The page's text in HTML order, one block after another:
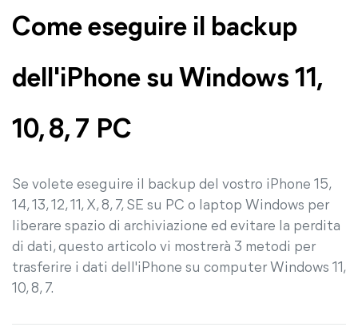
Come eseguire il backup
dell'iPhone su Windows 11,
10, 8, 7 PC
Se volete eseguire il backup del vostro iPhone 15,
14, 13, 12, 11, X, 8, 7, SE su PC o laptop Windows per
liberare spazio di archiviazione ed evitare la perdita
di dati, questo articolo vi mostrerà 3 metodi per
trasferire i dati dell'iPhone su computer Windows 11,
10, 8, 7.